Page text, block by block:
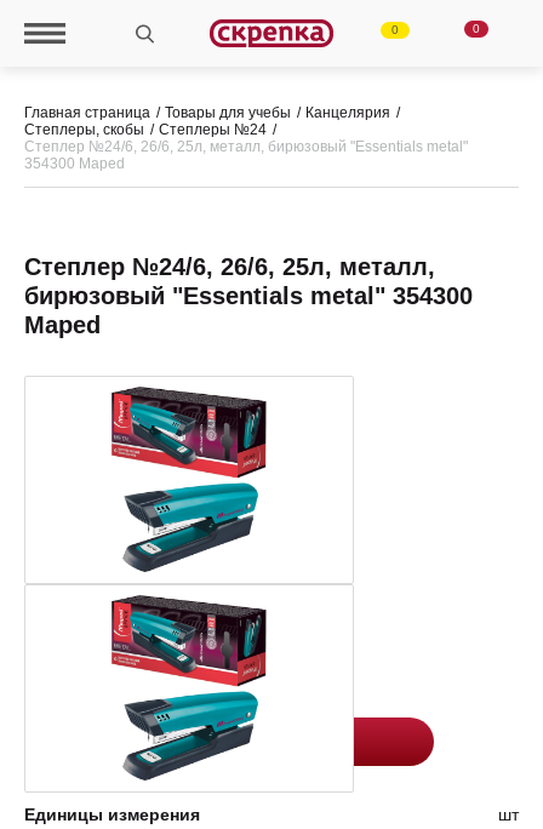
0 0
Главная страница Товары для учебы
Канцелярия
Степлеры, скобы
Степлеры №24
Степлер №24/6, 26/6, 25л, металл, бирюзовый "Essentials metal"
354300 Maped
Количество
Цена:
802
Добавить в корзину
Степлер №24/6, 26/6, 25л, металл,
бирюзовый "Essentials metal" 354300
Maped
Единицы измерения
шт